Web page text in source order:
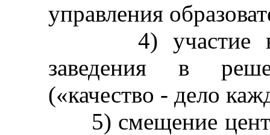
управления
4) участие
заведения в
(«качество - дело
5) смещение